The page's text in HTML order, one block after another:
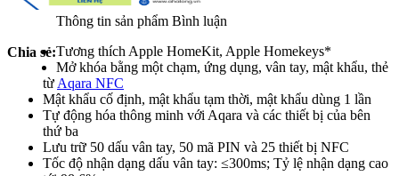
Chia sẻ:
Thông tin sản phẩm Bình luận
Tương thích Apple HomeKit, Apple Homekeys*
Mở khóa bằng một chạm, ứng dụng, vân tay, mật khẩu, thẻ
từ Aqara NFC
Mật khẩu cố định, mật khẩu tạm thời, mật khẩu dùng 1 lần
Tự động hóa thông minh với Aqara và các thiết bị của bên
thứ ba
Lưu trữ 50 dấu vân tay, 50 mã PIN và 25 thiết bị NFC
Tốc độ nhận dạng dấu vân tay: ≤300ms; Tỷ lệ nhận dạng cao